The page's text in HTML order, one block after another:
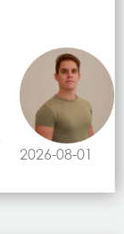
2026-08-01